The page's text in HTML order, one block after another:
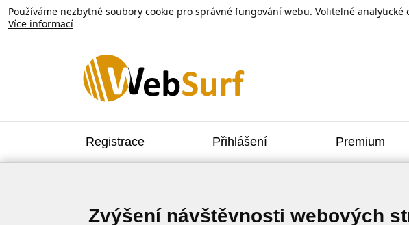
Používáme nezbytné soubory cookie pro správné fungování webu. Volitelné
Více informací
Registrace Přihlášení Premium
Zvýšení návštěvnosti webových